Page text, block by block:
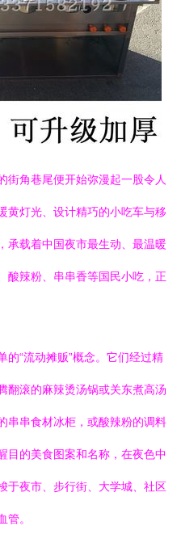
街角巷尾便开始弥漫起一股令人
黄灯光、设计精巧的小吃车与移
承载着中国夜市最生动、最温暖
酸辣粉、串串香等国民小吃，正
的“流动摊贩”概念。它们经过精
翻滚的麻辣烫汤锅或关东煮高汤
串串食材冰柜，或酸辣粉的调料
目的美食图案和名称，在夜色中
于夜市、步行街、大学城、社区
管。